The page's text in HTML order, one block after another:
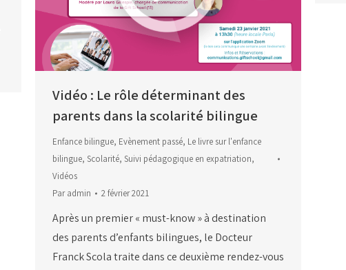
Vidéo : Le rôle déterminant des
parents dans la scolarité bilingue
Enfance bilingue, Evènement passé, Le livre sur l'enfance
bilingue, Scolarité, Suivi pédagogique en expatriation,
Vidéos
Paradmin 2 février 2021
Après un premier « must-know » à destination
des parents d’enfants bilingues, le Docteur
Franck Scola traite dans ce deuxième rendez-vous